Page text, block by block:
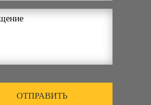
ОТПРАВИТЬ